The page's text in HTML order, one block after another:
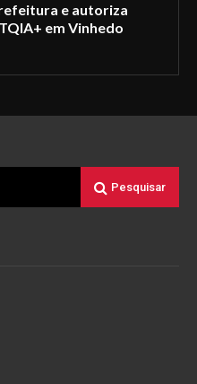
e autoriza
em Vinhedo
Pesquisar